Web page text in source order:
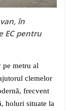
în
EC pentru
pe metru al
clemelor
frecvent
holuri situate la